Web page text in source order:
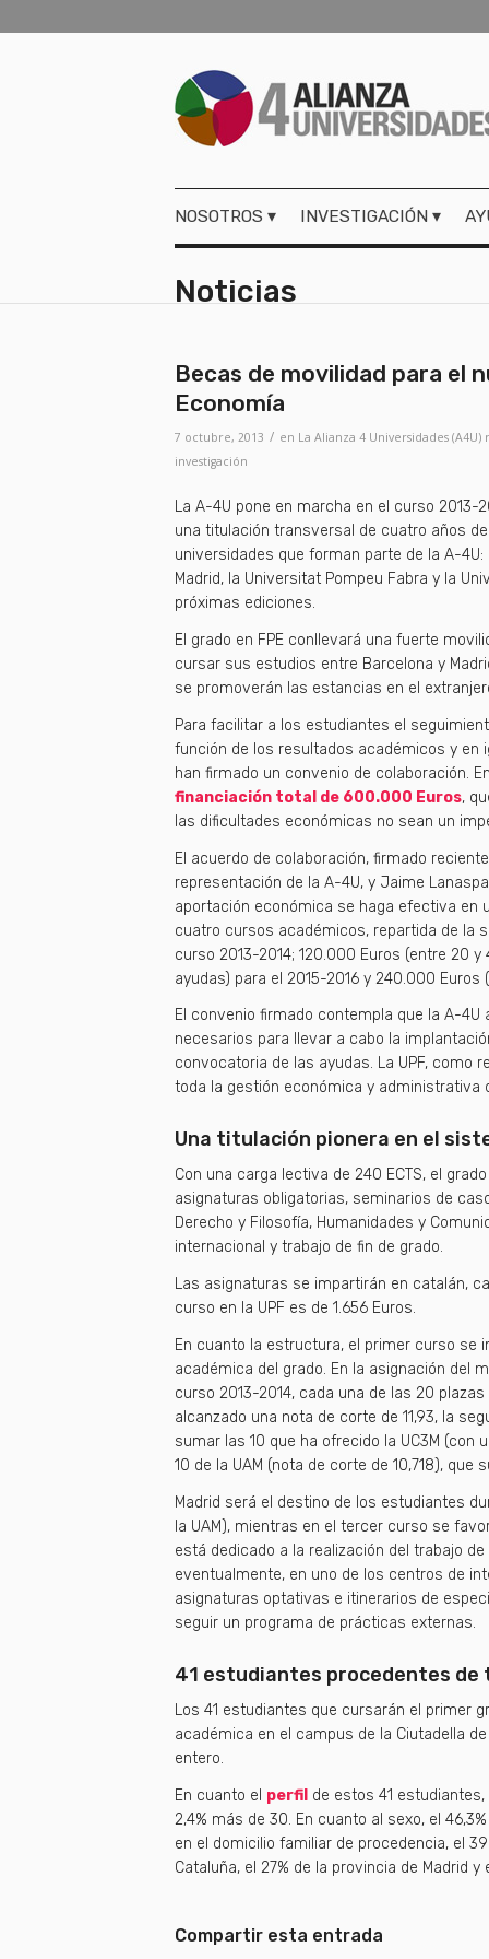
NOSOTROS INVESTIGACIÓN
Noticias
Becas de movilidad para el
Economía
7 octubre, 2013 / en La Alianza 4 Universidades
investigación
La A-4U pone en marcha en el curso 2013-
una titulación transversal de cuatro años
universidades que forman parte de la A-4U:
Madrid, la Universitat Pompeu Fabra y la
próximas ediciones.
El grado en FPE conllevará una fuerte
cursar sus estudios entre Barcelona y
se promoverán las estancias en el
Para facilitar a los estudiantes el
función de los resultados académicos y en
han firmado un convenio de colaboración.
financiación total de 600.000 Euros,
las dificultades económicas no sean un
El acuerdo de colaboración, firmado
representación de la A-4U, y Jaime
aportación económica se haga efectiva en
cuatro cursos académicos, repartida de la
curso 2013-2014; 120.000 Euros (entre 20
ayudas) para el 2015-2016 y 240.000
El convenio firmado contempla que la A-
necesarios para llevar a cabo la
convocatoria de las ayudas. La UPF, como
toda la gestión económica y administrativa
Una titulación pionera en el
Con una carga lectiva de 240 ECTS, el
asignaturas obligatorias, seminarios de
Derecho y Filosofía, Humanidades y
internacional y trabajo de fin de grado.
Las asignaturas se impartirán en catalán,
curso en la UPF es de 1.656 Euros.
En cuanto la estructura, el primer curso se
académica del grado. En la asignación del
curso 2013-2014, cada una de las 20
alcanzado una nota de corte de 11,93, la
sumar las 10 que ha ofrecido la UC3M (con
10 de la UAM (nota de corte de 10,718),
Madrid será el destino de los estudiantes
la UAM), mientras en el tercer curso se
está dedicado a la realización del trabajo
eventualmente, en uno de los centros de
asignaturas optativas e itinerarios de
seguir un programa de prácticas externas.
41 estudiantes procedentes de
Los 41 estudiantes que cursarán el primer
académica en el campus de la Ciutadella
entero.
En cuanto el perfil de estos 41 estudiantes,
2,4% más de 30. En cuanto al sexo, el
en el domicilio familiar de procedencia, el
Cataluña, el 27% de la provincia de Madrid y
Compartir esta entrada